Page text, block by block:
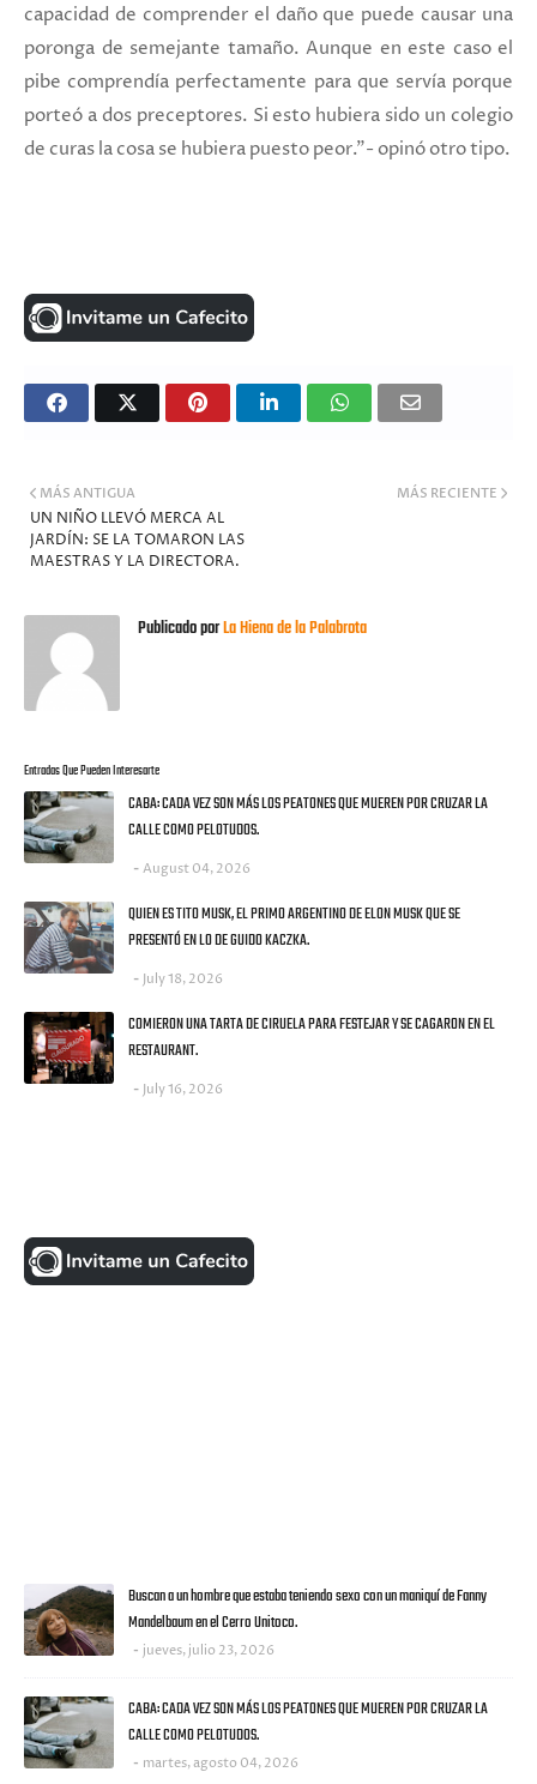
capacidad de comprender el daño que puede causar una
poronga de semejante tamaño. Aunque en este caso el
pibe comprendía perfectamente para que servía porque
porteó a dos preceptores. Si esto hubiera sido un colegio
de curas la cosa se hubiera puesto peor."- opinó otro tipo.
MÁS RECIENTE
MÁS ANTIGUA
UN NIÑO LLEVÓ MERCA AL
JARDÍN: SE LA TOMARON LAS
MAESTRAS Y LA DIRECTORA.
Publicado porLa Hiena de la Palabrota
Entradas Que Pueden Interesarte
CABA: CADA VEZ SON MÁS LOS PEATONES QUE MUEREN POR CRUZAR LA
CALLE COMO PELOTUDOS.
August 04, 2026
QUIEN ES TITO MUSK, EL PRIMO ARGENTINO DE ELON MUSK QUE SE
PRESENTÓ EN LO DE GUIDO KACZKA.
July 18, 2026
COMIERON UNA TARTA DE CIRUELA PARA FESTEJAR Y SE CAGARON EN EL
RESTAURANT.
July 16, 2026
Buscan a un hombre que estaba teniendo sexo con un maniquí de Fanny
Mandelbaum en el Cerro Unitoco.
jueves, julio 23, 2026
CABA: CADA VEZ SON MÁS LOS PEATONES QUE MUEREN POR CRUZAR LA
CALLE COMO PELOTUDOS.
martes, agosto 04, 2026